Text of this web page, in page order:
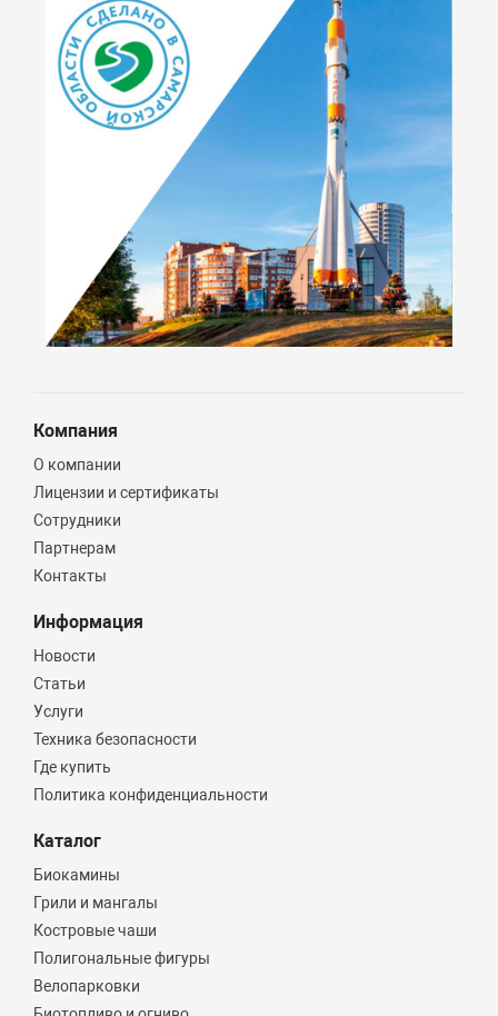
Компания
О компании
Лицензии и сертификаты
Сотрудники
Партнерам
Контакты
Информация
Новости
Статьи
Услуги
Техника безопасности
Где купить
Политика конфиденциальности
Каталог
Биокамины
Грили и мангалы
Костровые чаши
Полигональные фигуры
Велопарковки